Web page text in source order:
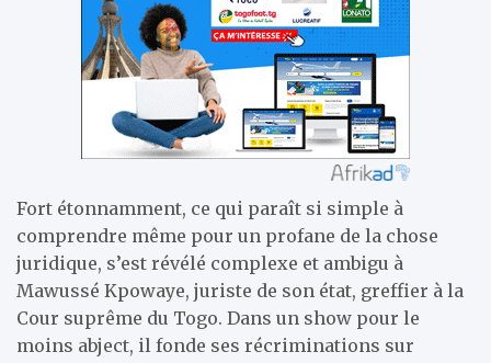
Fort étonnamment, ce qui paraît si simple à
comprendre même pour un profane de la chose
juridique, s’est révélé complexe et ambigu à
Mawussé Kpowaye, juriste de son état, greffier à la
Cour suprême du Togo. Dans un show pour le
moins abject, il fonde ses récriminations sur